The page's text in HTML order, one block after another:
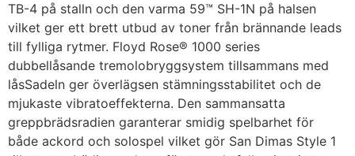
TB-4 på stalln och den varma 59™ SH-1N på halsen
vilket ger ett brett utbud av toner från brännande leads
till fylliga rytmer. Floyd Rose® 1000 series
dubbellåsande tremolobryggsystem tillsammans med
låsSadeln ger överlägsen stämningsstabilitet och de
mjukaste vibratoeffekterna. Den sammansatta
greppbrädsradien garanterar smidig spelbarhet för
både ackord och solospel vilket gör San Dimas Style 1